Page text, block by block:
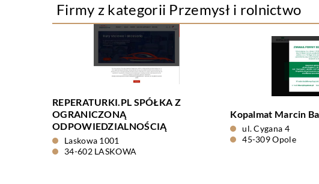
Firmy z kategorii Przemysł i rolnictwo
REPERATURKI.PL SPÓŁKA Z
OGRANICZONĄ
ODPOWIEDZIALNOŚCIĄ
Laskowa 1001
34-602 LASKOWA
Kopalmat Marcin
ul. Cygana 4
45-309 Opole